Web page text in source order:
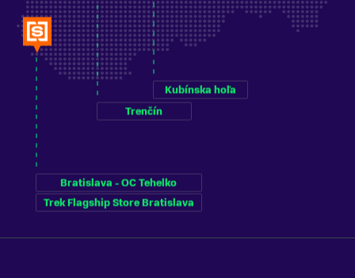
Bratislava - OC Tehelko
Trek Flagship Store Bratislava
Trenčín
Kubínska hoľa